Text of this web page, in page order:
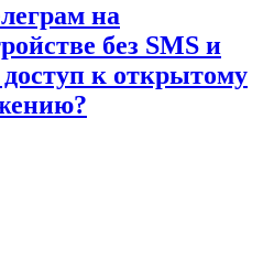
на
без SMS и
к открытому